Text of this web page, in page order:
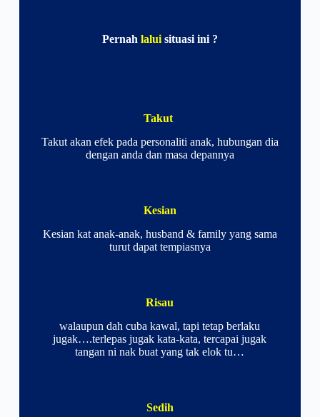
Pernah laluisituasi ini ?
Takut
Takut akan efek pada personaliti anak, hubungan dia
dengan anda dan masa depannya
Kesian
Kesian kat anak-anak, husband & family yang sama
turut dapat tempiasnya
Risau
walaupun dah cuba kawal, tapi tetap berlaku
jugak….terlepas jugak kata-kata, tercapai jugak
tangan ni nak buat yang tak elok tu…
Sedih